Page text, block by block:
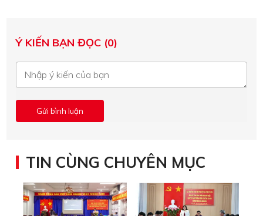
Ý KIẾN BẠN ĐỌC (0)
TIN CÙNG CHUYÊN MỤC